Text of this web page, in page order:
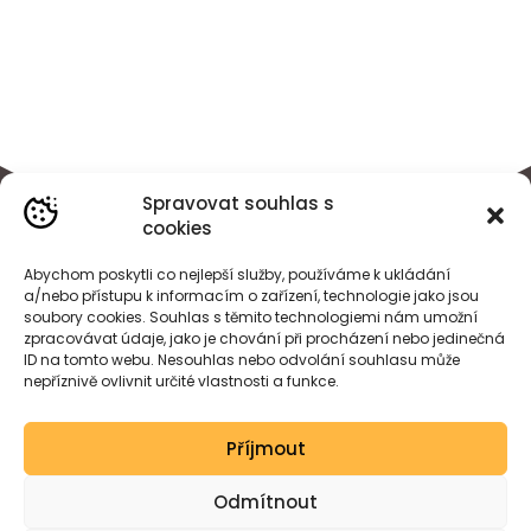
Spravovat souhlas s
cookies
Abychom poskytli co nejlepší služby, používáme k ukládání
a/nebo přístupu k informacím o zařízení, technologie jako jsou
soubory cookies. Souhlas s těmito technologiemi nám umožní
zpracovávat údaje, jako je chování při procházení nebo jedinečná
ID na tomto webu. Nesouhlas nebo odvolání souhlasu může
nepříznivě ovlivnit určité vlastnosti a funkce.
Příjmout
Odmítnout
BÁRAHEJDOVÁ
Created by wessdesign.